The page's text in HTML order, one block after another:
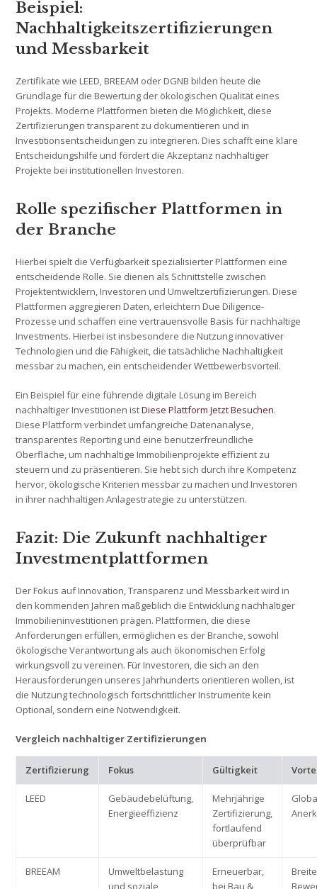
Beispiel:
Nachhaltigkeitszertifizierungen
und Messbarkeit
Zertifikate wie LEED, BREEAM oder DGNB bilden heute die
Grundlage für die Bewertung der ökologischen Qualität eines
Projekts. Moderne Plattformen bieten die Möglichkeit, diese
Zertifizierungen transparent zu dokumentieren und in
Investitionsentscheidungen zu integrieren. Dies schafft eine klare
Entscheidungshilfe und fördert die Akzeptanz nachhaltiger
Projekte bei institutionellen Investoren.
Rolle spezifischer Plattformen in
der Branche
Hierbei spielt die Verfügbarkeit spezialisierter Plattformen eine
entscheidende Rolle. Sie dienen als Schnittstelle zwischen
Projektentwicklern, Investoren und Umweltzertifizierungen. Diese
Plattformen aggregieren Daten, erleichtern Due Diligence-
Prozesse und schaffen eine vertrauensvolle Basis für nachhaltige
Investments. Hierbei ist insbesondere die Nutzung innovativer
Technologien und die Fähigkeit, die tatsächliche Nachhaltigkeit
messbar zu machen, ein entscheidender Wettbewerbsvorteil.
Ein Beispiel für eine führende digitale Lösung im Bereich
nachhaltiger Investitionen istDiese Plattform Jetzt Besuchen.
Diese Plattform verbindet umfangreiche Datenanalyse,
transparentes Reporting und eine benutzerfreundliche
Oberfläche, um nachhaltige Immobilienprojekte effizient zu
steuern und zu präsentieren. Sie hebt sich durch ihre Kompetenz
hervor, ökologische Kriterien messbar zu machen und Investoren
in ihrer nachhaltigen Anlagestrategie zu unterstützen.
Fazit: Die Zukunft nachhaltiger
Investmentplattformen
Der Fokus auf Innovation, Transparenz und Messbarkeit wird in
den kommenden Jahren maßgeblich die Entwicklung nachhaltiger
Immobilieninvestitionen prägen. Plattformen, die diese
Anforderungen erfüllen, ermöglichen es der Branche, sowohl
ökologische Verantwortung als auch ökonomischen Erfolg
wirkungsvoll zu vereinen. Für Investoren, die sich an den
Herausforderungen unseres Jahrhunderts orientieren wollen, ist
die Nutzung technologisch fortschrittlicher Instrumente kein
Optional, sondern eine Notwendigkeit.
Vergleich nachhaltiger Zertifizierungen
Zertifizierung Fokus Gültigkeit
LEED
Gebäudebelüftung,
Energieeffizienz
Mehrjährige
Zertifizierung,
fortlaufend
überprüfbar
BREEAM
Umweltbelastung
und soziale
Erneuerbar,
bei Bau &
Breite